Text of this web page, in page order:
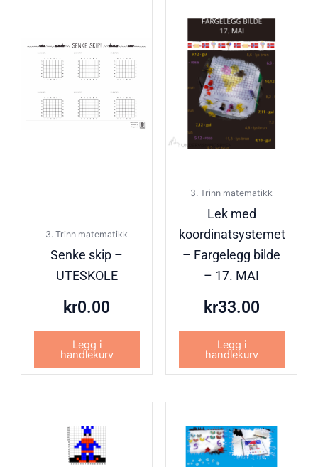
3. Trinn matematikk
Senke skip –
UTESKOLE
kr0.00
Legg i
handlekurv
3. Trinn matematikk
Lek med
koordinatsystemet
– Fargelegg bilde
– 17. MAI
kr33.00
Legg i
handlekurv